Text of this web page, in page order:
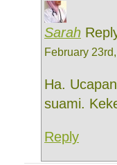
Sarah
February
Ha.
suami.
Reply